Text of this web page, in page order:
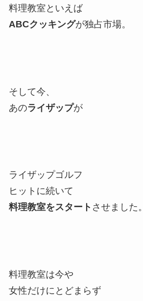
料理教室といえば
ABCクッキングが独占市場。
そして今、
あのライザップが
ライザップゴルフ
ヒットに続いて
料理教室をスタート させました。
料理教室は今や
女性だけにとどまらず